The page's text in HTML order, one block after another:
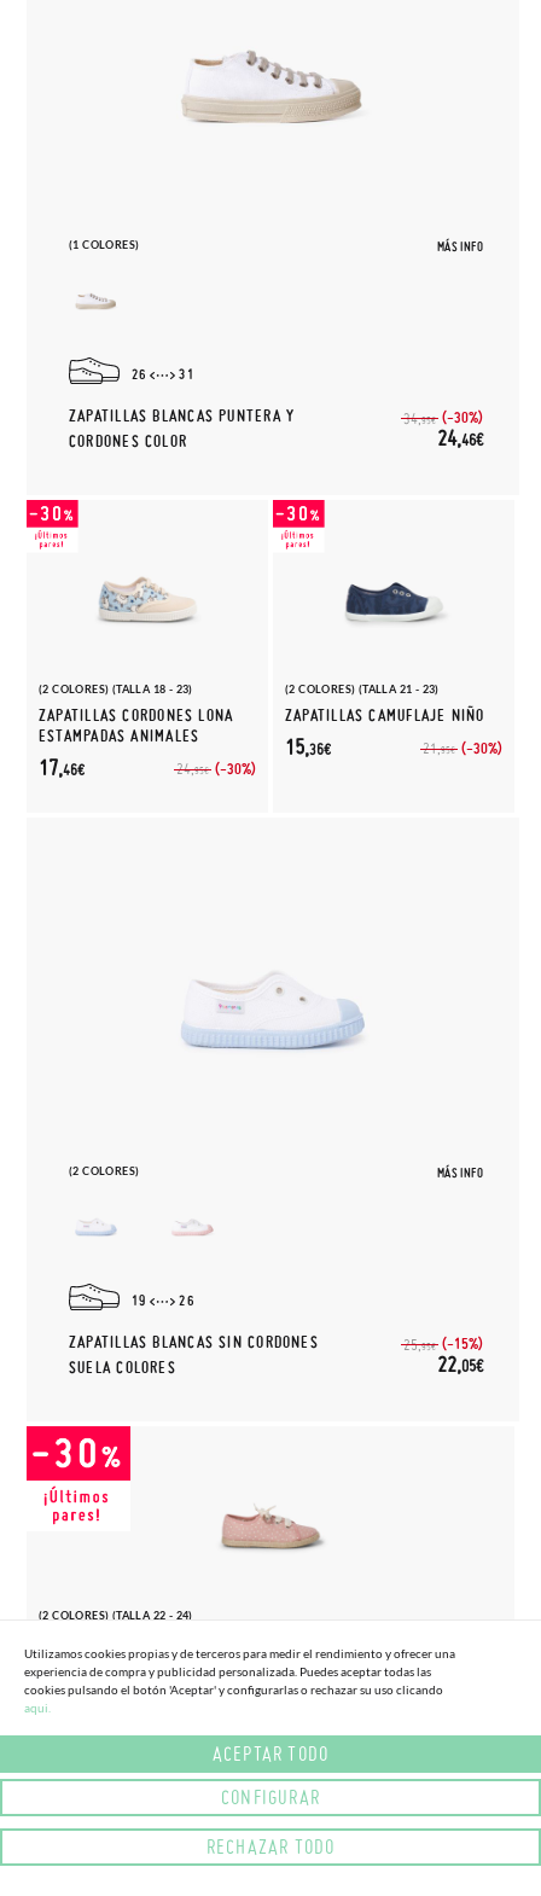
(1 COLORES) MÁS INFO
26 31
ZAPATILLAS BLANCAS PUNTERA Y
CORDONES COLOR
34,95€ (-30%)
24,46€
(2 COLORES) (TALLA 18 - 23)
ZAPATILLAS CORDONES LONA
ESTAMPADAS ANIMALES
24,95€ (-30%)
17,46€
(2 COLORES) (TALLA 21 - 23)
ZAPATILLAS CAMUFLAJE NIÑO
21,95€ (-30%)
15,36€
(2 COLORES) MÁS INFO
19 26
ZAPATILLAS BLANCAS SIN CORDONES
SUELA COLORES
25,95€ (-15%)
22,05€
(2 COLORES) (TALLA 22 - 24)
26,
18,86€
Utilizamos cookies propias y de terceros para medir el rendimiento y ofrecer una
experiencia de compra y publicidad personalizada. Puedes aceptar todas las
cookies pulsando el botón 'Aceptar' y configurarlas o rechazar su uso clicando
aqui.
ACEPTAR TODO
CONFIGURAR
RECHAZAR TODO